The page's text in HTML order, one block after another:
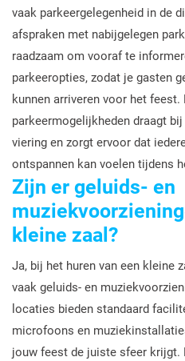
vaak parkeergelegenheid in de
afspraken met nabijgelegen
raadzaam om vooraf te
parkeeropties, zodat je gasten
kunnen arriveren voor het
parkeermogelijkheden draagt
viering en zorgt ervoor dat
ontspannen kan voelen tijdens
Zijn er geluids- en
kleine zaal?
Ja, bij het huren van een kleine
vaak geluids- en
locaties bieden standaard
microfoons en
jouw feest de juiste sfeer